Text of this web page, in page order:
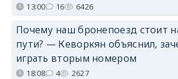
13:00 16 6426
Почему наш бронепоезд стоит
пути? — Кеворкян объяснил,
играть вторым номером
18:08 4 2627